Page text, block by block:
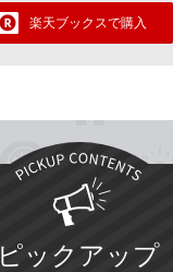
楽天ブックスで購入
ピックアップ